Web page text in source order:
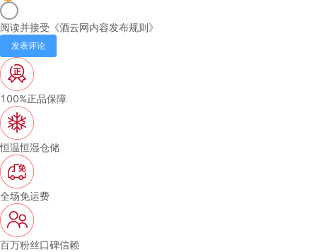
阅读并接受《酒云网内容发布规则》
发表评论
100%正品保障
恒温恒湿仓储
全场免运费
百万粉丝口碑信赖